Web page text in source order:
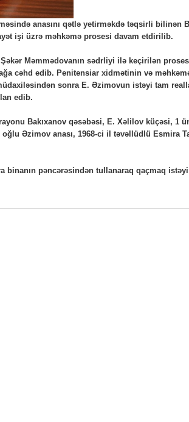
anasını qətlə yetirməkdə təqsirli bilinən
işi üzrə məhkəmə prosesi davam etdirilib.
Şəkər Məmmədovanın sədrliyi ilə keçirilən
cəhd edib. Penitensiar xidmətinin və
sonra E. Əzimovun istəyi tam
edib.
Bakıxanov qəsəbəsi, E. Xəlilov küçəsi, 1
Əzimov anası, 1968-ci il təvəllüdlü Esmira
binanın pəncərəsindən tullanaraq qaçmaq